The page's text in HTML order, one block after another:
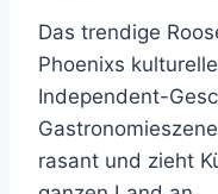
Das trendige
Phoenixs
Independent-
rasant und zieht